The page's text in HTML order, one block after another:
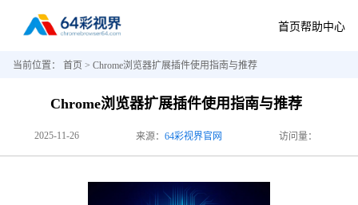
首页帮助中心
当前位置： 首页 > Chrome浏览器扩展插件使用指南与推荐
Chrome浏览器扩展插件使用指南与推荐
2025-11-26 来源： 64彩视界官网 访问量：